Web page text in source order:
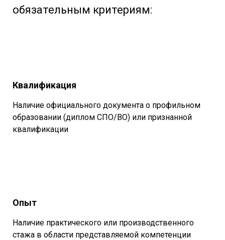
обязательным критериям:
Квалификация
Наличие официального документа о профильном
образовании (диплом СПО/ВО) или признанной
квалификации
Опыт
Наличие практического или производственного
стажа в области представляемой компетенции